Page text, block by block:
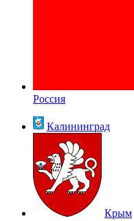
Россия
Калининград
Крым